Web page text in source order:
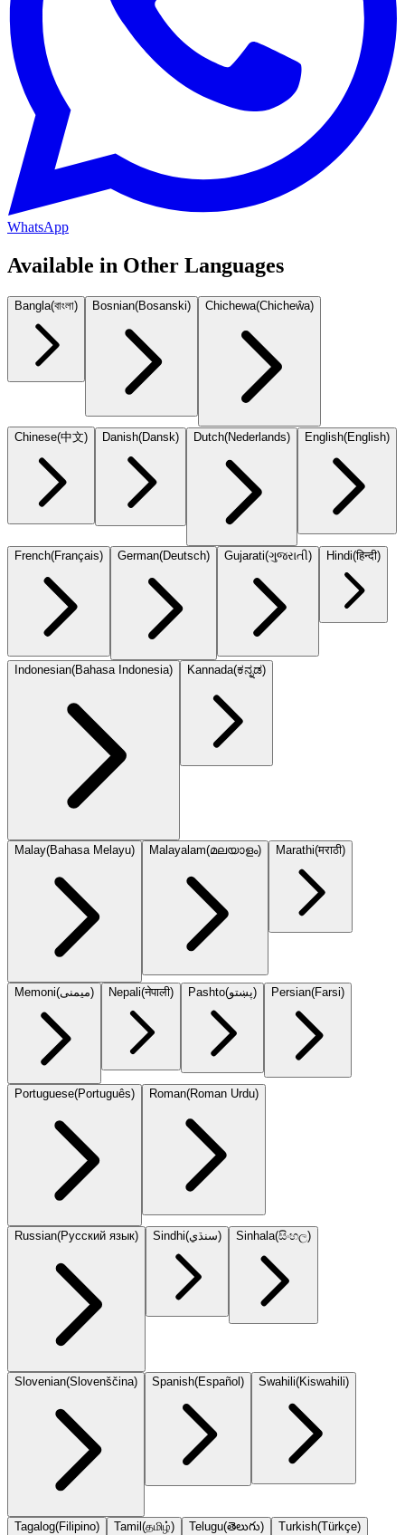
WhatsApp
Available in Other Languages
Bangla(বাংলা) Bosnian(Bosanski) Chichewa(Chicheŵa)
Chinese(中文) Danish(Dansk) Dutch(Nederlands) English(English)
French(Français) German(Deutsch) Gujarati(ગુજરાતી) Hindi(हिन्दी)
Indonesian(Bahasa Indonesia) Kannada(ಕನ್ನಡ)
Malay(Bahasa Melayu) Malayalam(മലയാളം) Marathi(मराठी)
Memoni(میمنی) Nepali(नेपाली) Pashto(پښتو) Persian(Farsi)
Portuguese(Português) Roman(Roman Urdu)
Russian(Русский язык) Sindhi(سنڌي) Sinhala(සිංහල)
Slovenian(Slovenščina) Spanish(Español) Swahili(Kiswahili)
Tagalog(Filipino) Tamil(தமிழ்) Telugu(తెలుగు) Turkish(Türkçe)